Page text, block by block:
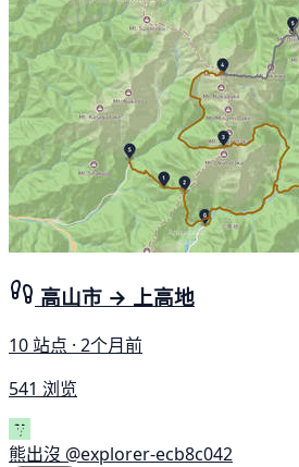
高山市 → 上高地
10 站点 · 2个月前
541 浏览
熊出沒 @explorer-ecb8c042